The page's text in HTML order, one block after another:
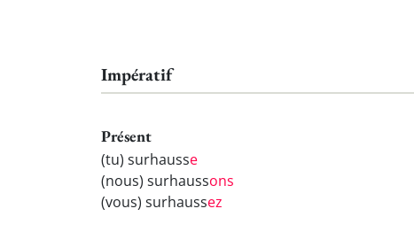
Impératif
Présent
(tu) surhausse
(nous) surhaussons
(vous) surhaussez